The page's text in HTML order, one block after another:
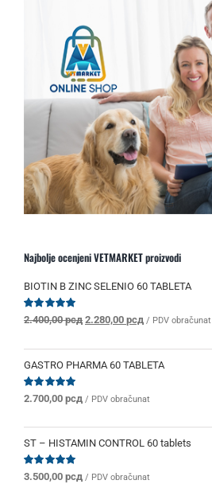
Najbolje ocenjeni VETMARKET proizvodi
BIOTIN B ZINC SELENIO 60 TABLETA
Ocenjeno
od 5
2.400,00рсд Originalna
je
bila:
2.280,00 рсдTrenutna
je:
2.280,00 рсд.
/ PDV obračunat
GASTRO PHARMA 60 TABLETA
Ocenjeno
od 5
2.700,00 рсд / PDV obračunat
ST – HISTAMIN CONTROL 60 tablets
Ocenjeno
od 5
3.500,00 рсд / PDV obračunat